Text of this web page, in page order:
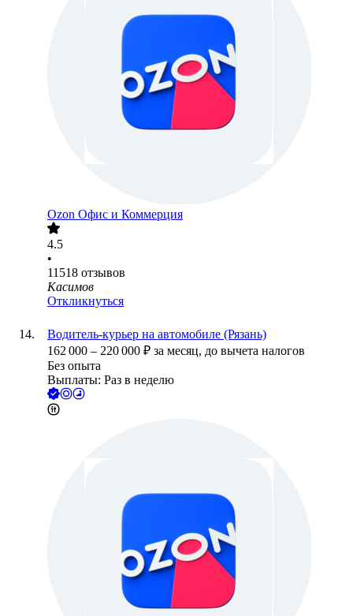
Ozon Офис и Коммерция
4.5
•
11518 отзывов
Касимов
Откликнуться
Водитель-курьер на автомобиле (Рязань)
162 000 – 220 000 ₽ за месяц, до вычета налогов
Без опыта
Выплаты: Раз в неделю